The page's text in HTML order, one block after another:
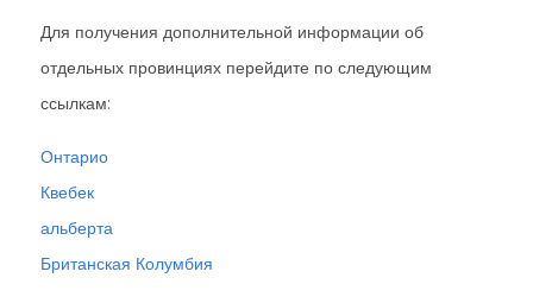
Для получения дополнительной информации об
отдельных провинциях перейдите по следующим
ссылкам:
Онтарио
Квебек
альберта
Британская Колумбия